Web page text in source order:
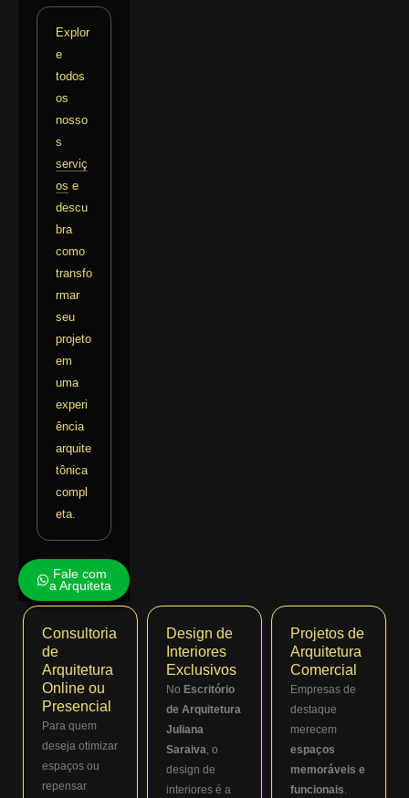
Explor
e
todos
os
nosso
s
serviç
os e
descu
bra
como
transfo
rmar
seu
projeto
em
uma
experi
ência
arquite
tônica
compl
eta.
Fale com
a Arquiteta
Consultoria
de
Arquitetura
Online ou
Presencial
Para quem
deseja otimizar
espaços ou
repensar
Design de
Interiores
Exclusivos
No Escritório
de Arquitetura
Juliana
Saraiva , o
design de
interiores é a
Projetos de
Arquitetura
Comercial
Empresas de
destaque
merecem
espaços
memoráveis e
funcionais